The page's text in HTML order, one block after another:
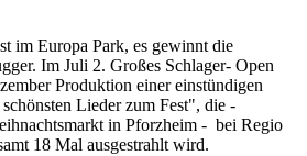
im Europa Park, es gewinnt die
Im Juli 2. Großes Schlager- Open
Produktion einer einstündigen
Lieder zum Fest", die -
in Pforzheim - bei Regio
18 Mal ausgestrahlt wird.